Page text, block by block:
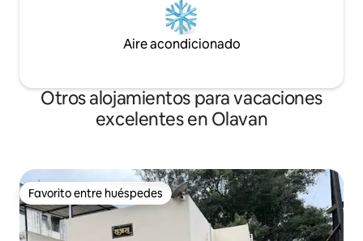
Aire acondicionado
Otros alojamientos para vacaciones
excelentes en Olavan
Favorito entre huéspedes
Favorito entre huéspedes